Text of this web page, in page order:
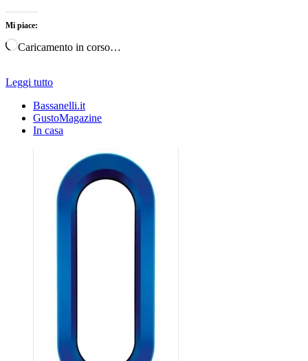
Mi piace:
Caricamento in corso…
Leggi tutto
Bassanelli.it
GustoMagazine
In casa